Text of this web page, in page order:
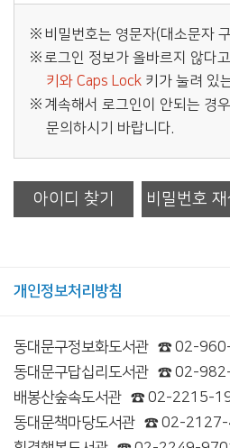
비밀번호는 영문자(대소문자
로그인 정보가 올바르지 않다
키와 Caps Lock 키가 눌려 있
계속해서 로그인이 안되는 경
문의하시기 바랍니다.
아이디 찾기 비밀번호
개인정보처리방침
동대문구정보화도서관 ☎ 02-
동대문구답십리도서관 ☎ 02-
배봉산숲속도서관 ☎ 02-2215-
동대문책마당도서관 ☎ 02-2127-